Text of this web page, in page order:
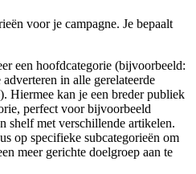
voor je campagne. Je bepaalt
een hoofdcategorie (bijvoorbeeld:
in alle gerelateerde
Hiermee kan je een breder publiek
perfect voor bijvoorbeeld
shelf met verschillende artikelen.
op specifieke subcategorieën om
meer gerichte doelgroep aan te